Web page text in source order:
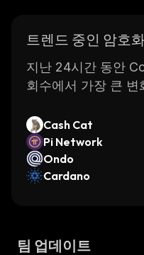
트렌드 중인 암호
지난 24시간 동안
회수에서 가장 큰 변
Cash Cat
Pi Network
Ondo
Cardano
팀 업데이트